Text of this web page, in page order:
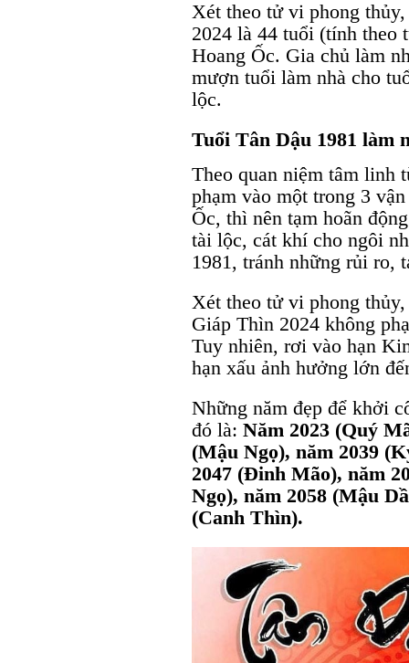
Xét theo tử vi phong
2024 là 44 tuổi (tính theo
Hoang Ốc. Gia chủ làm
mượn tuổi làm nhà cho
lộc.
Tuổi Tân Dậu 1981 làm
Theo quan niệm tâm linh
phạm vào một trong 3
Ốc, thì nên tạm hoãn
tài lộc, cát khí cho ngôi
1981, tránh những rủi ro,
Xét theo tử vi phong
Giáp Thìn 2024 không
Tuy nhiên, rơi vào hạn
hạn xấu ảnh hưởng lớn
Những năm đẹp để khởi
đó là: Năm 2023 (Quý
(Mậu Ngọ), năm 2039
2047 (Đinh Mão), năm
Ngọ), năm 2058 (Mậu
(Canh Thìn).